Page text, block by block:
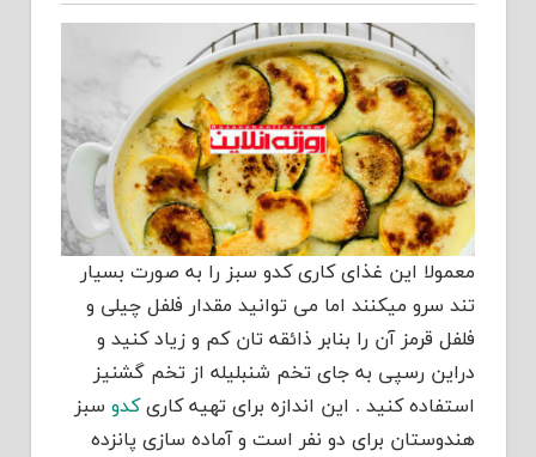
معمولا این غذای کاری کدو سبز را به صورت بسیار
تند سرو میکنند اما می توانید مقدار فلفل چیلی و
فلفل قرمز آن را بنابر ذائقه تان کم و زیاد کنید و
دراین رسپی به جای تخم شنبلیله از تخم گشنیز
استفاده کنید . این اندازه برای تهیه کاریکدو سبز
هندوستان برای دو نفر است و آماده سازی پانزده